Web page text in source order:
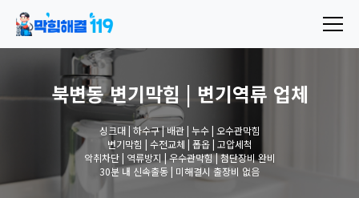
북변동 변기막힘 | 변기역류 업체
싱크대 | 하수구 | 배관 | 누수 | 오수관막힘
변기막힘 | 수전교체 | 폽옵 | 고압세척
악취차단 | 역류방지 | 우수관막힘 | 첨단장비 완비
30분 내 신속출동 | 미해결시 출장비 없음